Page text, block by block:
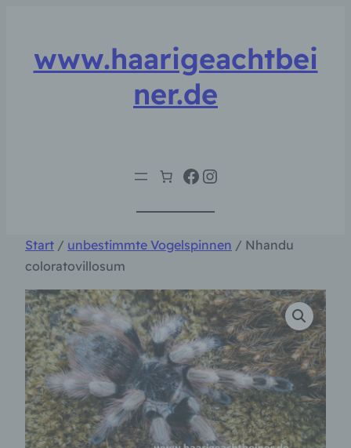
springenwww.haarigeachtbei
ner.de
Facebook
Instagram
Start / unbestimmte Vogelspinnen / Nhandu
coloratovillosum